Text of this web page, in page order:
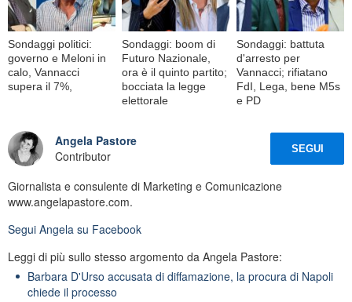
Sondaggi politici:
governo e Meloni in
calo, Vannacci
supera il 7%,
Sondaggi: boom di
Futuro Nazionale,
ora è il quinto partito;
bocciata la legge
elettorale
Sondaggi: battuta
d'arresto per
Vannacci; rifiatano
FdI, Lega, bene M5s
e PD
Angela Pastore
Contributor
SEGUI
Giornalista e consulente di Marketing e Comunicazione
www.angelapastore.com.
Segui Angela su Facebook
Leggi di più sullo stesso argomento da Angela Pastore:
Barbara D'Urso accusata di diffamazione, la procura di Napoli
chiede il processo